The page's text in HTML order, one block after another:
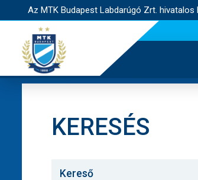
Az MTK Budapest Labdarúgó Zrt. hivatalos
KERESÉS
Kereső